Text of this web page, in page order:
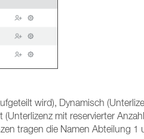
wird), Dynamisch
mit reservierter
tragen die Namen Abteilung 1